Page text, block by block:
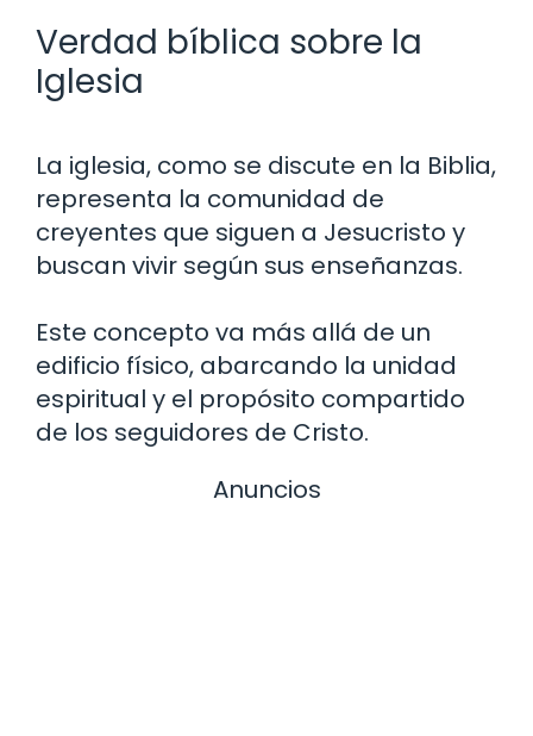
Verdad bíblica sobre la
Iglesia
La iglesia, como se discute en la Biblia,
representa la comunidad de
creyentes que siguen a Jesucristo y
buscan vivir según sus enseñanzas.
Este concepto va más allá de un
edificio físico, abarcando la unidad
espiritual y el propósito compartido
de los seguidores de Cristo.
Anuncios